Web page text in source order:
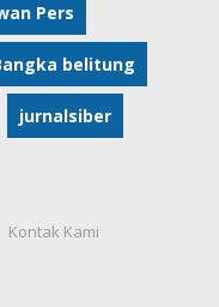
Pers
belitung
jurnalsiber
Kontak Kami